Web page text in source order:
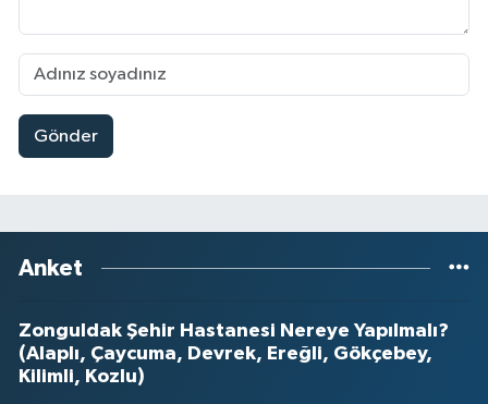
Gönder
Anket
Zonguldak Şehir Hastanesi Nereye Yapılmalı?
(Alaplı, Çaycuma, Devrek, Ereğli, Gökçebey,
Kilimli, Kozlu)